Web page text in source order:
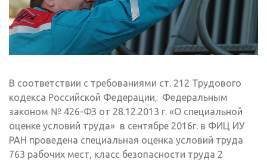
В соответствии с требованиями ст. 212 Трудового
кодекса Российской Федерации, Федеральным
законом № 426-ФЗ от 28.12.2013 г. «О специальной
оценке условий труда» в сентябре 2016г. в ФИЦ ИУ
РАН проведена специальная оценка условий труда
763 рабочих мест, класс безопасности труда 2